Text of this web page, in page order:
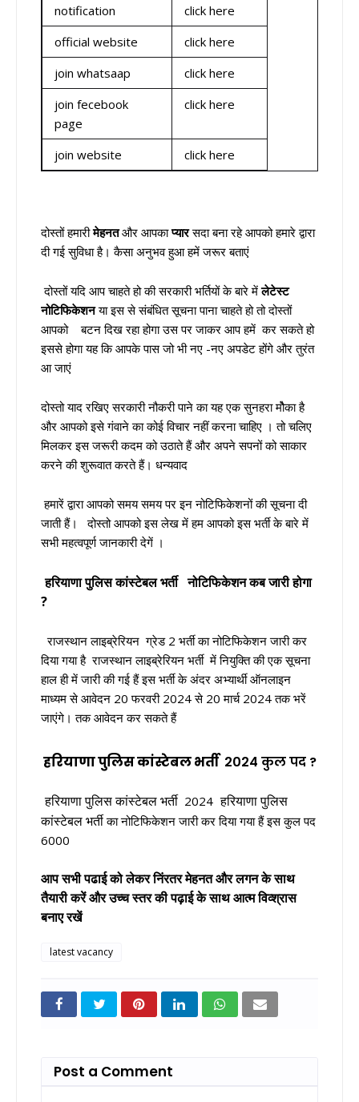
notification
click here
official website
click here
join whatsaap
click here
join fecebook
page
click here
join website click here
दोस्तों हमारीमेहनतऔर आपकाप्यारसदा बना रहे आपको हमारे द्वारा
दी गई सुविधा है। कैसा अनुभव हुआ हमें जरूर बताएं
दोस्तों यदि आप चाहते हो की सरकारी भर्तियों के बारे मेंलेटेस्ट
नोटिफिकेशनया इस से संबंधित सूचना पाना चाहते हो तो दोस्तों
आपको बटन दिख रहा होगा उस पर जाकर आप हमें कर सकते हो
इससे होगा यह कि आपके पास जो भी नए -नए अपडेट होंगे और तुरंत
आ जाएं
दोस्तो याद रखिए सरकारी नौकरी पाने का यह एक सुनहरा मौेका है
और आपको इसे गंवाने का कोई विचार नहीं करना चाहिए । तो चलिए
मिलकर इस जरूरी कदम को उठाते हैं और अपने सपनों को साकार
करने की शुरूवात करते हैं। धन्यवाद
हमारें द्वारा आपको समय समय पर इन नोटिफिकेशनों की सूचना दी
जाती हैं। दोस्तो आपको इस लेख में हम आपको इस भर्ती के बारे में
सभी महत्वपूर्ण जानकारी देगें ।
हरियाणा पुलिस कांस्टेबल भर्ती नोटिफिकेशन कब जारी होगा
?
राजस्थान लाइब्रेरियन ग्रेड 2 भर्ती का नोटिफिकेशन जारी कर
दिया गया है राजस्थान लाइब्रेरियन भर्ती में नियुक्ति की एक सूचना
हाल ही में जारी की गई हैं इस भर्ती के अंदर अभ्यार्थी ऑनलाइन
माध्यम से आवेदन 20 फरवरी 2024 से 20 मार्च 2024 तक भरें
जाएंगे। तक आवेदन कर सकते हैं
हरियाणा पुलिस कांस्टेबल भर्ती 2024 कुल पद ?
हरियाणा पुलिस कांस्टेबल भर्ती 2024 हरियाणा पुलिस
कांस्टेबल भर्ती का नोटिफिकेशन जारी कर दिया गया हैं इस कुल पद
6000
आप सभी पढाई को लेकर निंरतर मेहनत और लगन के साथ
तैयारी करें और उच्च स्तर की पढ़ाई के साथ आत्म विव्श्रास
बनाए रखें
latest vacancy
Post a Comment